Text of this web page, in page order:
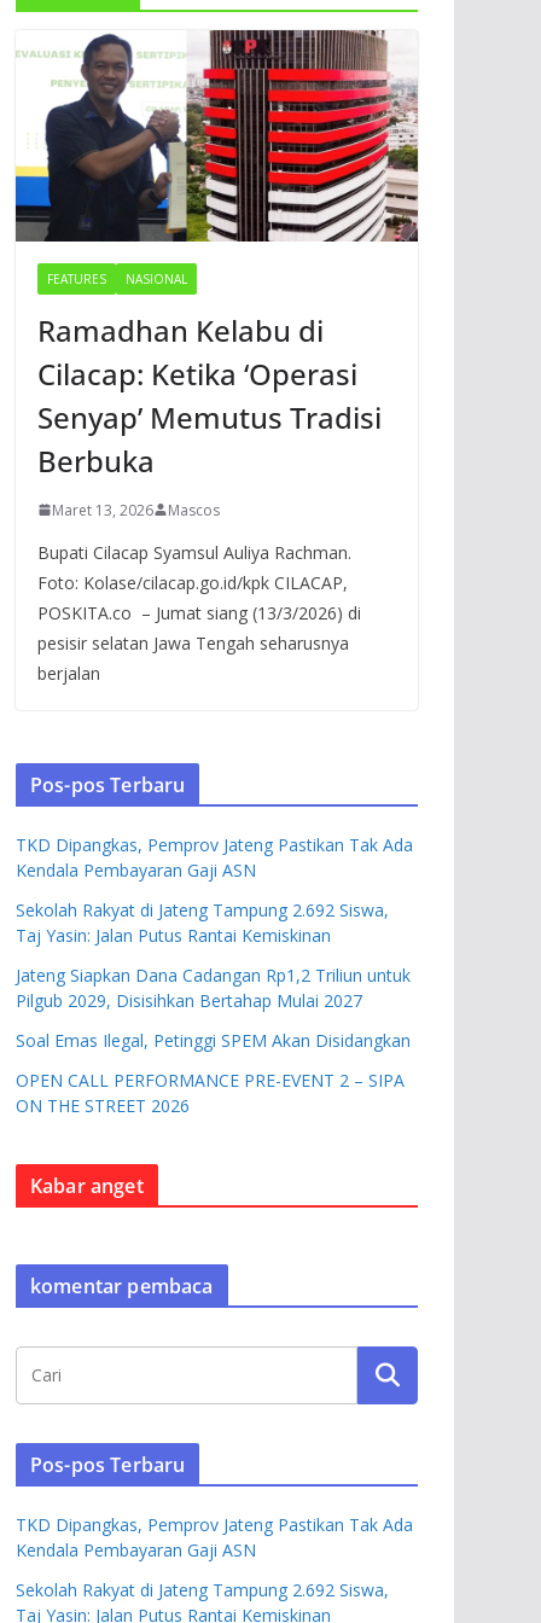
FEATURES NASIONAL
Ramadhan Kelabu di
Cilacap: Ketika ‘Operasi
Senyap’ Memutus Tradisi
Berbuka
Maret 13, 2026 Mascos
Bupati Cilacap Syamsul Auliya Rachman.
Foto: Kolase/cilacap.go.id/kpk CILACAP,
POSKITA.co – Jumat siang (13/3/2026) di
pesisir selatan Jawa Tengah seharusnya
berjalan
Pos-pos Terbaru
TKD Dipangkas, Pemprov Jateng Pastikan Tak Ada
Kendala Pembayaran Gaji ASN
Sekolah Rakyat di Jateng Tampung 2.692 Siswa,
Taj Yasin: Jalan Putus Rantai Kemiskinan
Jateng Siapkan Dana Cadangan Rp1,2 Triliun untuk
Pilgub 2029, Disisihkan Bertahap Mulai 2027
Soal Emas Ilegal, Petinggi SPEM Akan Disidangkan
OPEN CALL PERFORMANCE PRE-EVENT 2 – SIPA
ON THE STREET 2026
Kabar anget
komentar pembaca
Pos-pos Terbaru
TKD Dipangkas, Pemprov Jateng Pastikan Tak Ada
Kendala Pembayaran Gaji ASN
Sekolah Rakyat di Jateng Tampung 2.692 Siswa,
Taj Yasin: Jalan Putus Rantai Kemiskinan